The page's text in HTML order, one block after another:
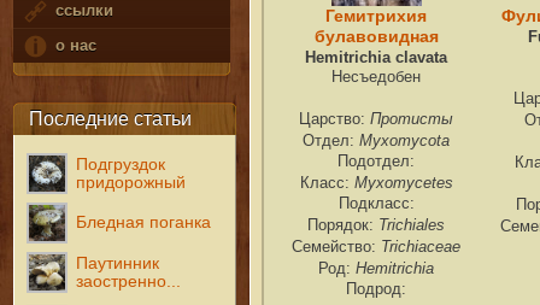
ссылки
о нас
Последние статьи
Подгруздок
придорожный
Бледная поганка
Паутинник
заостренно...
Гемитрихия
булавовидная
Hemitrichia clavata
Несъедобен
Царство: Протисты
Отдел: Myxomycota
Подотдел:
Класс: Myxomycetes
Подкласс:
Порядок: Trichiales
Семейство: Trichiaceae
Род: Hemitrichia
Подрод: